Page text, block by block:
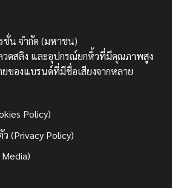
ชั่น จำกัด (มหาชน)
วดสลิง และอุปกรณ์ยกหิ้วที่มีคุณภาพสูง
ของแบรนด์ที่มีชื่อเสียงจากหลาย
Policy)
(Privacy Policy)